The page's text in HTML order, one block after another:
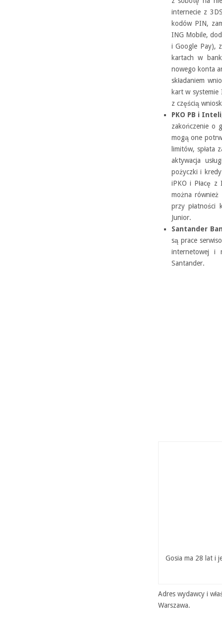
internecie z
kodów PIN,
ING Mobile,
i Google Pay),
kartach w
nowego konta
składaniem
kart w systemie
z częścią
PKO PB i
zakończenie o
mogą one
limitów, spłata
aktywacja
pożyczki i
iPKO i Płacę
można
przy płatności
Junior.
Santander
są prace
internetowej i
Santander.
Gosia ma 28 lat i
Adres wydawcy i
Warszawa.